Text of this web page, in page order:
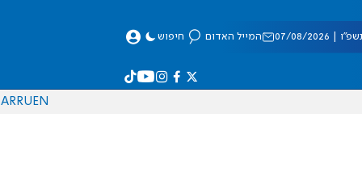
08/2026 המייל האדום חיפוש
EN
RU
AR